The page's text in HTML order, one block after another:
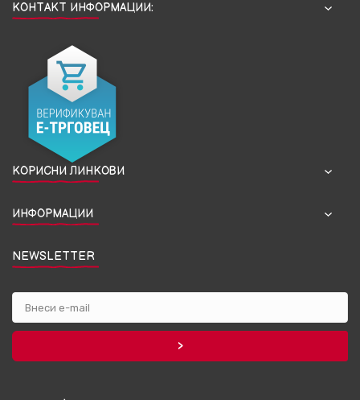
КОНТАКТ ИНФОРМАЦИИ:
КОРИСНИ ЛИНКОВИ
ИНФОРМАЦИИ
NEWSLETTER